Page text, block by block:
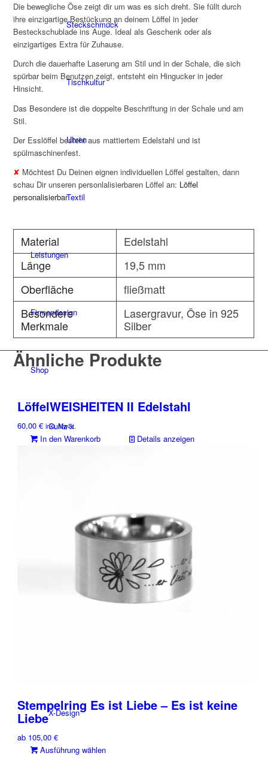
Steckschmuck
Tischkultur
Uhren
Textil
Leistungen
Firmendesign
Shop
CuNz-x
Accessoires
Charms
X-Design
Die bewegliche Öse zeigt dir um was es sich dreht. Sie füllt durch
ihre einzigartige Bestückung an deinem Löffel in jeder
Besteckschublade ins Auge. Ideal als Geschenk oder als
einzigartiges Extra für Zuhause.
Durch die dauerhafte Laserung am Stil und in der Schale, die sich
spürbar beim Benutzen zeigt, entsteht ein Hingucker in jeder
Hinsicht.
Das Besondere ist die doppelte Beschriftung in der Schale und am
Stil.
Der Esslöffel besteht aus mattiertem Edelstahl und ist
spülmaschinenfest.
✘ Möchtest Du Deinen eignen individuellen Löffel gestalten, dann
schau Dir unseren personlalisierbaren Löffel an: Löffel
personalisierbar
Material
Edelstahl
Länge
19,5 mm
Oberfläche
fließmatt
Besondere
Merkmale
Lasergravur, Öse in 925
Silber
Ähnliche Produkte
LöffelWEISHEITEN II Edelstahl
60,00€ inkl. MwSt.
In den Warenkorb Details anzeigen
Stempelring Es ist Liebe – Es ist keine
Liebe
ab 105,00€
Ausführung wählen